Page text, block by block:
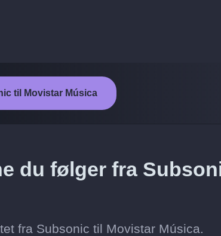
til Movistar Música
du følger fra
fra Subsonic til Movistar Música.